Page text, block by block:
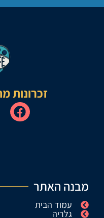
זכרונות
מבנה האתר
עמוד הבית
גלריה